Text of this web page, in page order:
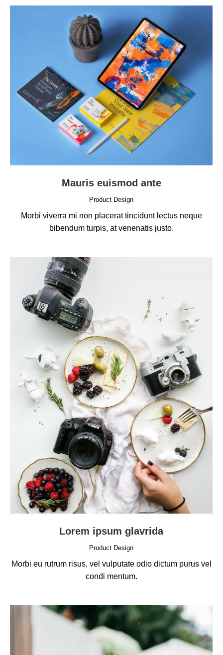
Mauris euismod ante
Product Design
Morbi viverra mi non placerat tincidunt lectus neque
bibendum turpis, at venenatis justo.
Lorem ipsum glavrida
Product Design
Morbi eu rutrum risus, vel vulputate odio dictum purus vel
condi mentum.